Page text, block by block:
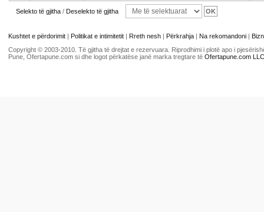
Selekto të gjitha / Deselekto të gjitha
Kushtet e përdorimit | Politikat e intimitetit | Rreth nesh | Përkrahja | Na rekomandoni |
Copyright © 2003-2010. Të gjitha të drejtat e rezervuara. Riprodhimi i plotë apo i
Pune, Ofertapune.com si dhe logot përkatëse janë marka tregtare të Ofertapune.com LLC